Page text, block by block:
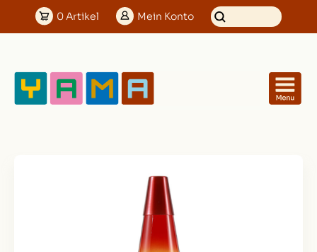
0Artikel Mein Konto